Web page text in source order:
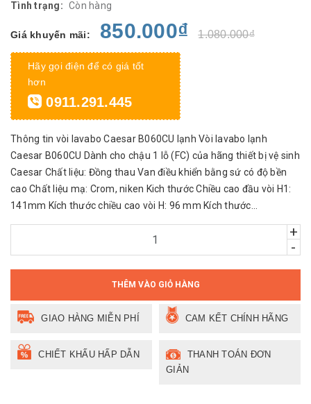
Tình trạng: Còn hàng
Giá khuyến mãi: 850.000₫ 1.080.000₫
Hãy gọi điện để có giá tốt
hơn
0911.291.445
Thông tin vòi lavabo Caesar B060CU lạnh Vòi lavabo lạnh
Caesar B060CU Dành cho chậu 1 lỗ (FC) của hãng thiết bị vệ sinh
Caesar Chất liệu: Đồng thau Van điều khiển bằng sứ có độ bền
cao Chất liệu mạ: Crom, niken Kich thước Chiều cao đầu vòi H1:
141mm Kích thước chiều cao vòi H: 96 mm Kích thước...
+
-
THÊM VÀO GIỎ HÀNG
GIAO HÀNG MIỄN PHÍ CAM KẾT CHÍNH HÃNG
CHIẾT KHẤU HẤP DẪN
THANH TOÁN ĐƠN
GIẢN